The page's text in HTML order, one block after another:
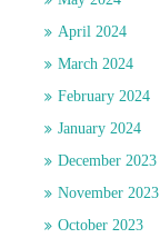
April 2024
March 2024
February 2024
January 2024
December 2023
November 2023
October 2023